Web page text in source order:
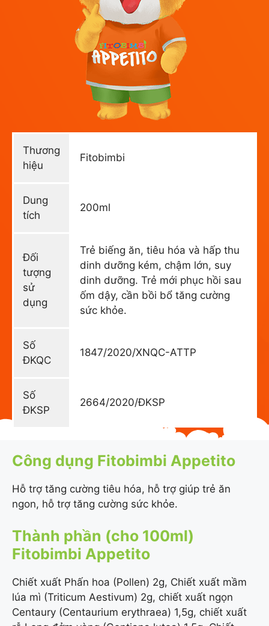
Thương
hiệu
Fitobimbi
Dung
tích
200ml
Đối
tượng
sử
dụng
Trẻ biếng ăn, tiêu hóa và hấp thu
dinh dưỡng kém, chậm lớn, suy
dinh dưỡng. Trẻ mới phục hồi sau
ốm dậy, cần bồi bổ tăng cường
sức khỏe.
Số
ĐKQC
1847/2020/XNQC-ATTP
Số
ĐKSP
2664/2020/ĐKSP
Công dụng Fitobimbi Appetito
Hỗ trợ tăng cường tiêu hóa, hỗ trợ giúp trẻ ăn
ngon, hỗ trợ tăng cường sức khỏe.
Thành phần (cho 100ml)
Fitobimbi Appetito
Chiết xuất Phấn hoa (Pollen) 2g, Chiết xuất mầm
lúa mì (Triticum Aestivum) 2g, chiết xuất ngọn
Centaury (Centaurium erythraea) 1,5g, chiết xuất